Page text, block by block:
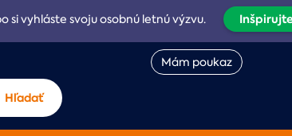
si vyhláste svoju osobnú letnú výzvu.
Mám poukaz
Hľadať